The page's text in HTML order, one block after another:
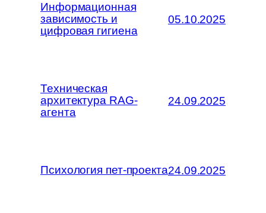
Информационная
зависимость и
цифровая гигиена
05.10.2025
Техническая
архитектура RAG-
агента
24.09.2025
Психология пет-проекта24.09.2025